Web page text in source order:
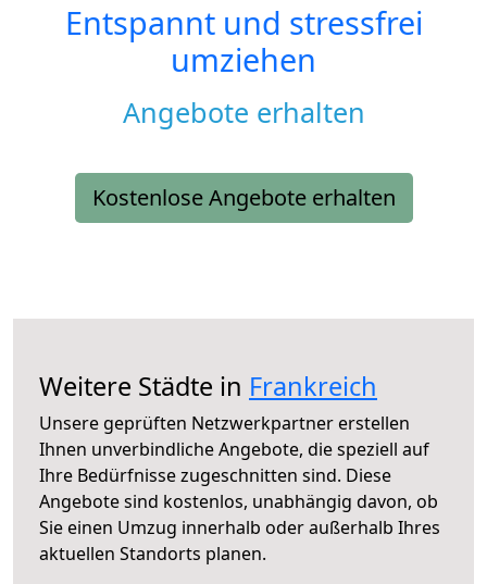
Entspannt und stressfrei
umziehen
Angebote erhalten
Kostenlose Angebote erhalten
Weitere Städte in Frankreich
Unsere geprüften Netzwerkpartner erstellen
Ihnen unverbindliche Angebote, die speziell auf
Ihre Bedürfnisse zugeschnitten sind. Diese
Angebote sind kostenlos, unabhängig davon, ob
Sie einen Umzug innerhalb oder außerhalb Ihres
aktuellen Standorts planen.